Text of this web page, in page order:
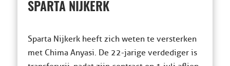
SPARTA NIJKERK
Sparta Nijkerk heeft zich weten te versterken
met Chima Anyasi. De 22-jarige verdediger is